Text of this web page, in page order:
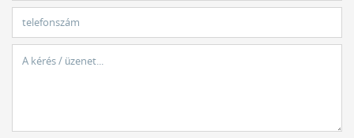
telefonszám
A kérés / üzenet